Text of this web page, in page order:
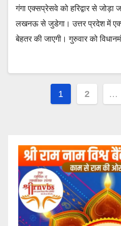
गंगा एक्सप्रेसवे को हरिद्वार से
लखनऊ से जुडेगा। उत्तर प्रदेश में
बेहतर की जाएगी। गुरुवार को
Posts
1 2 …